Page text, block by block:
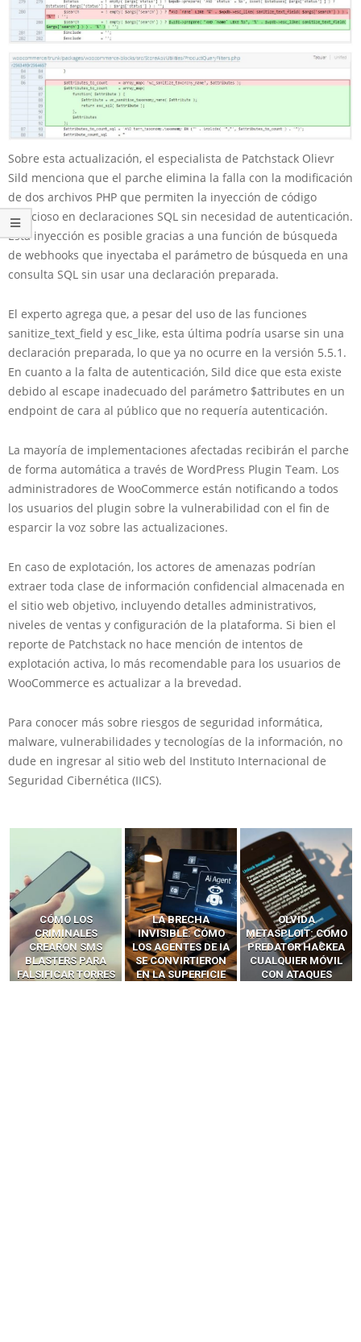
Sobre esta actualización, el especialista de Patchstack Olievr
Sild menciona que el parche elimina la falla con la modificación
de dos archivos PHP que permiten la inyección de código
malicioso en declaraciones SQL sin necesidad de autenticación.
Esta inyección es posible gracias a una función de búsqueda
de webhooks que inyectaba el parámetro de búsqueda en una
consulta SQL sin usar una declaración preparada.
El experto agrega que, a pesar del uso de las funciones
sanitize_text_field y esc_like, esta última podría usarse sin una
declaración preparada, lo que ya no ocurre en la versión 5.5.1.
En cuanto a la falta de autenticación, Sild dice que esta existe
debido al escape inadecuado del parámetro $attributes en un
endpoint de cara al público que no requería autenticación.
La mayoría de implementaciones afectadas recibirán el parche
de forma automática a través de WordPress Plugin Team. Los
administradores de WooCommerce están notificando a todos
los usuarios del plugin sobre la vulnerabilidad con el fin de
esparcir la voz sobre las actualizaciones.
En caso de explotación, los actores de amenazas podrían
extraer toda clase de información confidencial almacenada en
el sitio web objetivo, incluyendo detalles administrativos,
niveles de ventas y configuración de la plataforma. Si bien el
reporte de Patchstack no hace mención de intentos de
explotación activa, lo más recomendable para los usuarios de
WooCommerce es actualizar a la brevedad.
Para conocer más sobre riesgos de seguridad informática,
malware, vulnerabilidades y tecnologías de la información, no
dude en ingresar al sitio web del Instituto Internacional de
Seguridad Cibernética (IICS).
LA BRECHA
INVISIBLE: CÓMO
LOS AGENTES DE IA
SE CONVIRTIERON
EN LA SUPERFICIE
OLVIDA
METASPLOIT: CÓMO
PREDATOR HACKEA
CUALQUIER MÓVIL
CON ATAQUES
CÓMO LOS HACKERS
INTERCEPTAN OTPS
Y LLAMADAS
MÓVILES SIN
‘HACKEAR’ — EL